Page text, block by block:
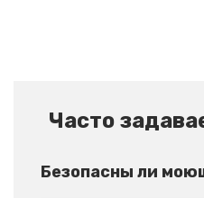
Часто
Безопасны ли